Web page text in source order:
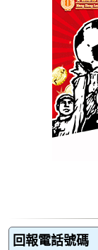
回報電話號碼